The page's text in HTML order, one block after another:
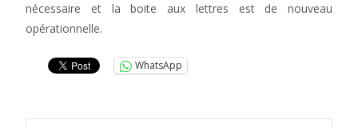
nécessaire et la boite aux lettres est de nouveau
opérationnelle.
WhatsApp